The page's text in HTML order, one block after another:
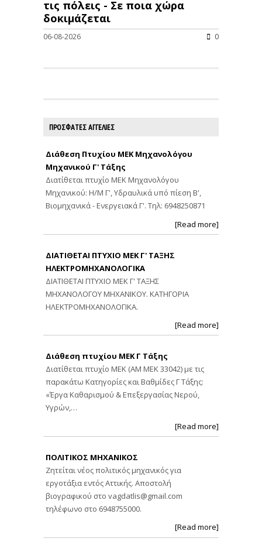
τις πόλεις - Σε ποια χώρα
δοκιμάζεται
06-08-2026 0
ΠΡΟΣΦΑΤΕΣ ΑΓΓΕΛΙΕΣ
Διάθεση Πτυχίου ΜΕΚ Μηχανολόγου
Μηχανικού Γ' Τάξης
Διατίθεται πτυχίο ΜΕΚ Μηχανολόγου
Μηχανικού: Η/Μ Γ', Υδραυλικά υπό πίεση Β',
Βιομηχανικά - Ενεργειακά Γ'. Τηλ: 6948250871
[Read more]
ΔΙΑΤΙΘΕΤΑΙ ΠΤΥΧΙΟ ΜΕΚ Γ' ΤΑΞΗΣ
ΗΛΕΚΤΡΟΜΗΧΑΝΟΛΟΓΙΚΑ
ΔΙΑΤΙΘΕΤΑΙ ΠΤΥΧΙΟ ΜΕΚ Γ' ΤΑΞΗΣ
ΜΗΧΑΝΟΛΟΓΟΥ ΜΗΧΑΝΙΚΟΥ. ΚΑΤΗΓΟΡΙΑ
ΗΛΕΚΤΡΟΜΗΧΑΝΟΛΟΓΙΚΑ.
[Read more]
Διάθεση πτυχίου ΜΕΚ Γ Τάξης
Διατίθεται πτυχίο ΜΕΚ (ΑΜ ΜΕΚ 33042) με τις
παρακάτω Κατηγορίες και Βαθμίδες Γ Τάξης:
«Έργα Καθαρισμού & Επεξεργασίας Νερού,
Υγρών,…
[Read more]
ΠΟΛΙΤΙΚΟΣ ΜΗΧΑΝΙΚΟΣ
Ζητείται νέος πολιτικός μηχανικός για
εργοτάξια εντός Αττικής. Αποστολή
βιογραφικού στο vagdatlis@gmail.com
τηλέφωνο στο 6948755000.
[Read more]